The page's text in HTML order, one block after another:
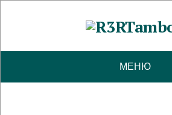
МЕНЮ